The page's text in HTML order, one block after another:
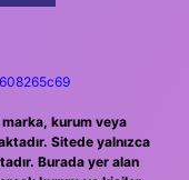
kurum veya
Sitede yalnızca
Burada yer alan